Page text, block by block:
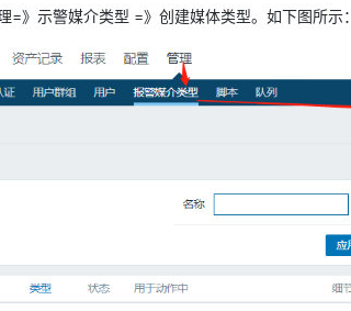
》示警媒介类型 =》创建媒体类型。如下图所示：